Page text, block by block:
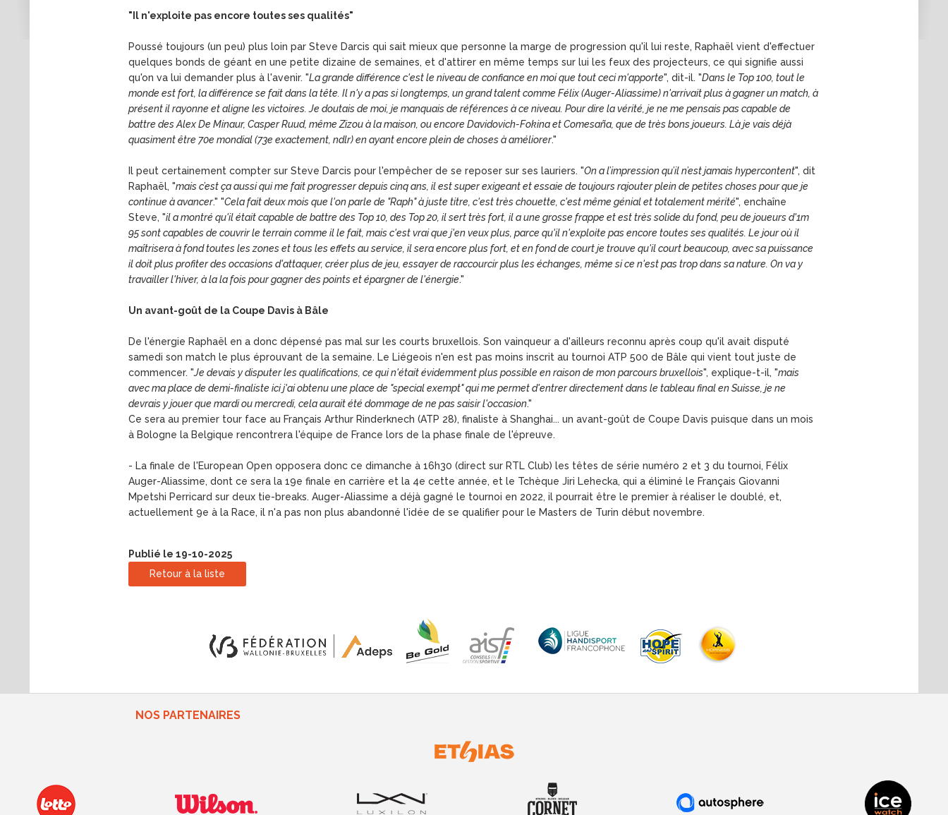
"Il n'exploite pas encore toutes ses qualités"
Poussé toujours (un peu) plus loin par Steve Darcis qui sait mieux que personne la marge de progression qu'il lui reste, Raphaël vient d'effectuer
quelques bonds de géant en une petite dizaine de semaines, et d'attirer en même temps sur lui les feux des projecteurs, ce qui signifie aussi
qu'on va lui demander plus à l'avenir. "La grande différence c'est le niveau de confiance en moi que tout ceci m'apporte", dit-il. "Dans le Top 100, tout le
monde est fort, la différence se fait dans la tête. Il n'y a pas si longtemps, un grand talent comme Félix (Auger-Aliassime) n'arrivait plus à gagner un match, à
présent il rayonne et aligne les victoires. Je doutais de moi, je manquais de références à ce niveau. Pour dire la vérité, je ne me pensais pas capable de
battre des Alex De Minaur, Casper Ruud, même Zizou à la maison, ou encore Davidovich-Fokina et Comesaña, que de très bons joueurs. Là je vais déjà
quasiment être 70e mondial (73e exactement, ndlr) en ayant encore plein de choses à améliorer."
Il peut certainement compter sur Steve Darcis pour l'empêcher de se reposer sur ses lauriers. "On a l’impression qu’il n’est jamais hypercontent", dit
Raphaël, "mais c’est ça aussi qui me fait progresser depuis cinq ans, il est super exigeant et essaie de toujours rajouter plein de petites choses pour que je
continue à avancer." "Cela fait deux mois que l'on parle de "Raph" à juste titre, c'est très chouette, c'est même génial et totalement mérité", enchaîne
Steve, "il a montré qu'il était capable de battre des Top 10, des Top 20, il sert très fort, il a une grosse frappe et est très solide du fond, peu de joueurs d'1m
95 sont capables de couvrir le terrain comme il le fait, mais c'est vrai que j'en veux plus, parce qu'il n'exploite pas encore toutes ses qualités. Le jour où il
maîtrisera à fond toutes les zones et tous les effets au service, il sera encore plus fort, et en fond de court je trouve qu'il court beaucoup, avec sa puissance
il doit plus profiter des occasions d'attaquer, créer plus de jeu, essayer de raccourcir plus les échanges, même si ce n'est pas trop dans sa nature. On va y
travailler l'hiver, à la la fois pour gagner des points et épargner de l'énergie."
Un avant-goût de la Coupe Davis à Bâle
De l'énergie Raphaël en a donc dépensé pas mal sur les courts bruxellois. Son vainqueur a d'ailleurs reconnu après coup qu'il avait disputé
samedi son match le plus éprouvant de la semaine. Le Liégeois n'en est pas moins inscrit au tournoi ATP 500 de Bâle qui vient tout juste de
commencer. "Je devais y disputer les qualifications, ce qui n'était évidemment plus possible en raison de mon parcours bruxellois", explique-t-il, "mais
avec ma place de demi-finaliste ici j'ai obtenu une place de "special exempt" qui me permet d'entrer directement dans le tableau final en Suisse, je ne
devrais y jouer que mardi ou mercredi, cela aurait été dommage de ne pas saisir l'occasion."
Ce sera au premier tour face au Français Arthur Rinderknech (ATP 28), finaliste à Shanghai... un avant-goût de Coupe Davis puisque dans un mois
à Bologne la Belgique rencontrera l'équipe de France lors de la phase finale de l'épreuve.
- La finale de l'European Open opposera donc ce dimanche à 16h30 (direct sur RTL Club) les têtes de série numéro 2 et 3 du tournoi, Félix
Auger-Aliassime, dont ce sera la 19e finale en carrière et la 4e cette année, et le Tchèque Jiri Lehecka, qui a éliminé le Français Giovanni
Mpetshi Perricard sur deux tie-breaks. Auger-Aliassime a déjà gagné le tournoi en 2022, il pourrait être le premier à réaliser le doublé, et,
actuellement 9e à la Race, il n'a pas non plus abandonné l'idée de se qualifier pour le Masters de Turin début novembre.
Publié le 19-10-2025
Retour à la liste
NOS PARTENAIRES